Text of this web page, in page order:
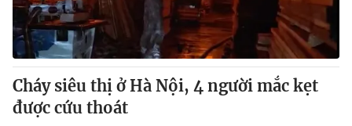
® Cấm sao chép dưới mọi hình thức nếu không có sự chấp
thuận bằng văn bản. Ghi rõ nguồn VTV.vn khi phát hành lại
thông tin từ website này.
Cháy siêu thị ở Hà Nội, 4 người mắc kẹt
được cứu thoát